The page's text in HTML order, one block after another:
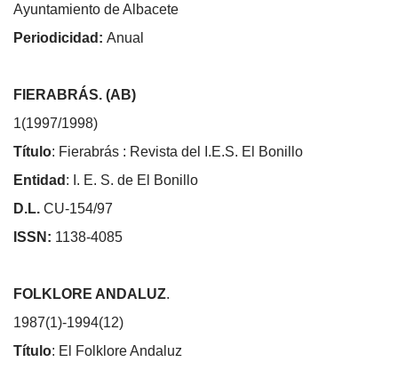
Ayuntamiento de Albacete
Periodicidad: Anual
FIERABRÁS. (AB)
1(1997/1998)
Título: Fierabrás : Revista del I.E.S. El Bonillo
Entidad : I. E. S. de El Bonillo
D.L. CU-154/97
ISSN: 1138-4085
FOLKLORE ANDALUZ.
1987(1)-1994(12)
Título: El Folklore Andaluz